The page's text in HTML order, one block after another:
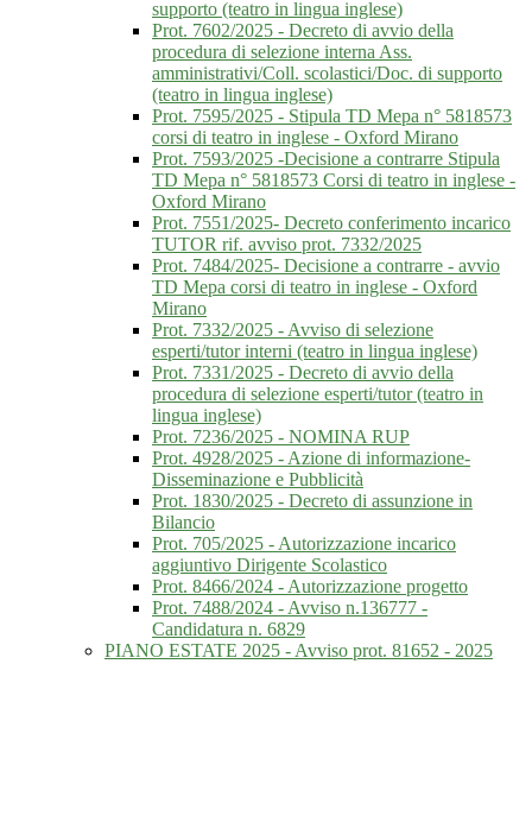
supporto (teatro in lingua inglese)
Prot. 7602/2025 - Decreto di avvio della
procedura di selezione interna Ass.
amministrativi/Coll. scolastici/Doc. di supporto
(teatro in lingua inglese)
Prot. 7595/2025 - Stipula TD Mepa n° 5818573
corsi di teatro in inglese - Oxford Mirano
Prot. 7593/2025 -Decisione a contrarre Stipula
TD Mepa n° 5818573 Corsi di teatro in inglese -
Oxford Mirano
Prot. 7551/2025- Decreto conferimento incarico
TUTOR rif. avviso prot. 7332/2025
Prot. 7484/2025- Decisione a contrarre - avvio
TD Mepa corsi di teatro in inglese - Oxford
Mirano
Prot. 7332/2025 - Avviso di selezione
esperti/tutor interni (teatro in lingua inglese)
Prot. 7331/2025 - Decreto di avvio della
procedura di selezione esperti/tutor (teatro in
lingua inglese)
Prot. 7236/2025 - NOMINA RUP
Prot. 4928/2025 - Azione di informazione-
Disseminazione e Pubblicità
Prot. 1830/2025 - Decreto di assunzione in
Bilancio
Prot. 705/2025 - Autorizzazione incarico
aggiuntivo Dirigente Scolastico
Prot. 8466/2024 - Autorizzazione progetto
Prot. 7488/2024 - Avviso n.136777 -
Candidatura n. 6829
PIANO ESTATE 2025 - Avviso prot. 81652 - 2025